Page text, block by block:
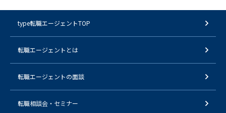
type転職エージェントTOP
転職エージェントとは
転職エージェントの面談
転職相談会・セミナー